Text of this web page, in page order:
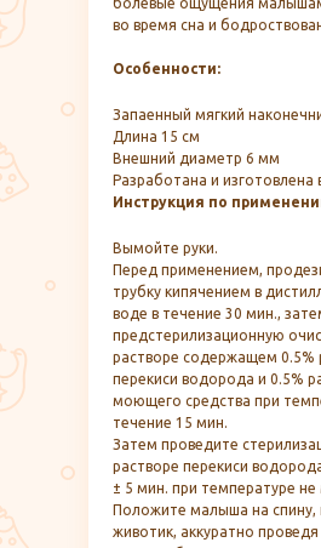
во время сна и
Особенности:
Запаенный мягкий
Длина 15 см
Внешний диаметр 6 мм
Разработана и изготовлена
Инструкция по
Вымойте руки.
Перед применением,
трубку кипячением в
воде в течение 30 мин.,
предстерилизационную
растворе содержащем 0.5%
перекиси водорода и 0.5%
моющего средства при
течение 15 мин.
Затем проведите
растворе перекиси
± 5 мин. при температуре не
Положите малыша на спину,
животик, аккуратно проведя